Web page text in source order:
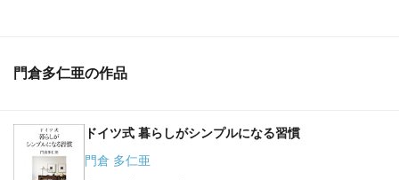
門倉多仁亜の作品
ドイツ式 暮らしがシンプルになる習慣
門倉 多仁亜